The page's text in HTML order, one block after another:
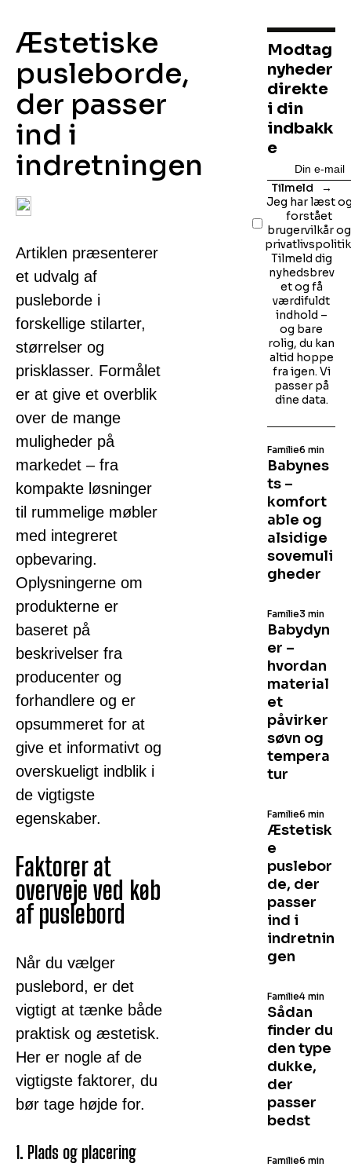
Æstetiske
pusleborde,
der passer
ind i
indretningen
Artiklen præsenterer
et udvalg af
pusleborde i
forskellige stilarter,
størrelser og
prisklasser. Formålet
er at give et overblik
over de mange
muligheder på
markedet – fra
kompakte løsninger
til rummelige møbler
med integreret
opbevaring.
Oplysningerne om
produkterne er
baseret på
beskrivelser fra
producenter og
forhandlere og er
opsummeret for at
give et informativt og
overskueligt indblik i
de vigtigste
egenskaber.
Faktorer at
overveje ved køb
af puslebord
Når du vælger
puslebord, er det
vigtigt at tænke både
praktisk og æstetisk.
Her er nogle af de
vigtigste faktorer, du
bør tage højde for.
1. Plads og placering
Modtag
nyheder
direkte
i din
indbakk
e
Tilmeld
Jeg har læst
forstået
brugervilkår og
Tilmeld dig
nyhedsbrev
et og få
værdifuldt
indhold –
og bare
rolig, du kan
altid hoppe
fra igen. Vi
passer på
dine data.
Babynes
ts –
komfort
able og
alsidige
sovemuli
gheder
Familie6 min
Babydyn
er –
hvordan
material
et
påvirker
søvn og
tempera
tur
Familie3 min
Æstetisk
e
puslebor
de, der
passer
ind i
indretnin
gen
Familie6 min
Sådan
finder du
den type
dukke,
der
passer
bedst
Familie4 min
Familie6 min